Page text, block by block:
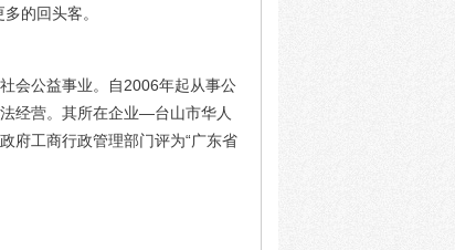
的回头客。
会公益事业。自2006年起从事公
经营。其所在企业—台山市华人
府工商行政管理部门评为“广东省